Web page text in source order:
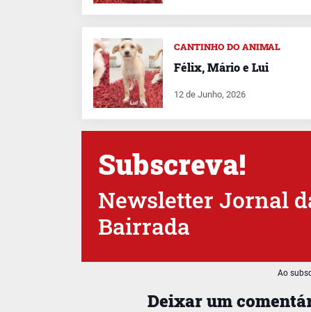
Deixar um
CANTINHO DO ANIMAL
Félix, Mário e Lui
12 de Junho, 2026
Subscreva!
Newsletter Jornal
Bairrada
Ao